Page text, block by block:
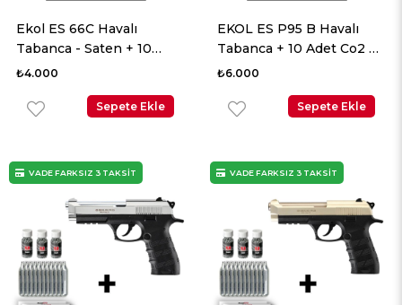
Ekol ES 66C Havalı
Tabanca - Saten + 10
Adet Co2 + 3 Adet 4.5mm
Balistik Gözlük
₺4.000
Sepete Ekle
EKOL ES P95 B Havalı
Tabanca + 10 Adet Co2 +
3 Adet 4.5mm BB +
Gözlük
₺6.000
Sepete Ekle
VADE FARKSIZ 3 TAKSİT VADE FARKSIZ 3 TAKSİT